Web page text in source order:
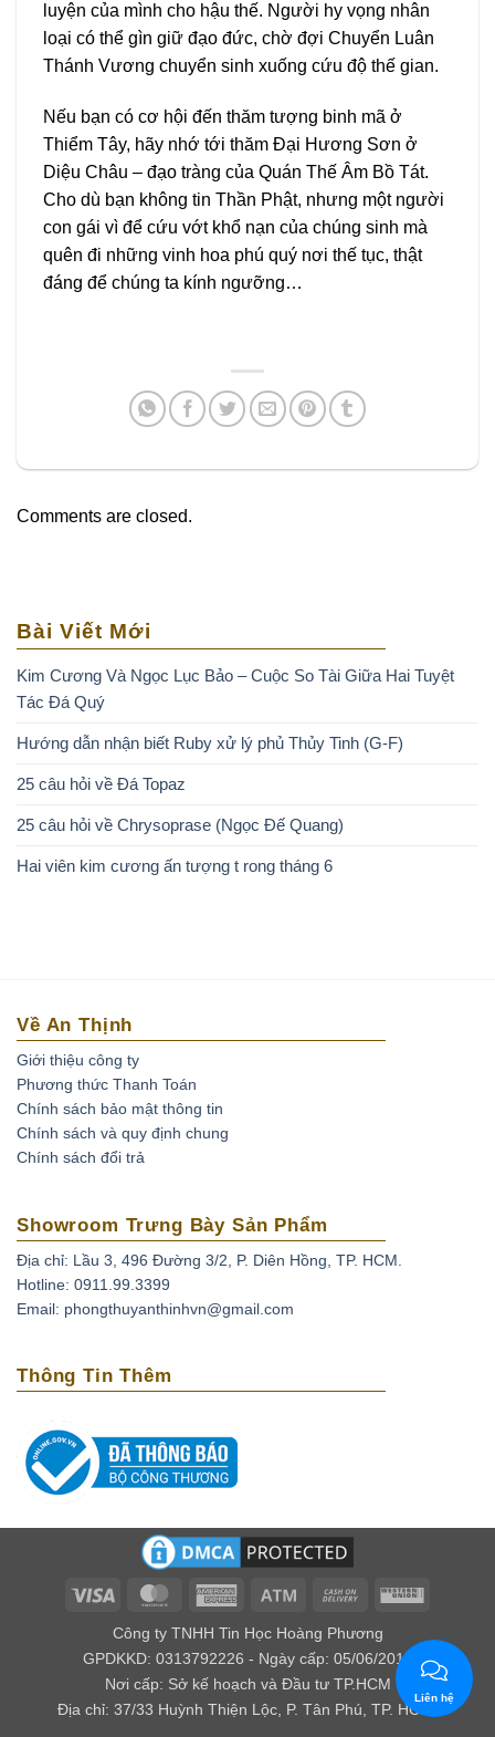
luyện của mình cho hậu thế. Người hy vọng nhân
loại có thể gìn giữ đạo đức, chờ đợi Chuyển Luân
Thánh Vương chuyển sinh xuống cứu độ thế gian.
Nếu bạn có cơ hội đến thăm tượng binh mã ở
Thiểm Tây, hãy nhớ tới thăm Đại Hương Sơn ở
Diệu Châu – đạo tràng của Quán Thế Âm Bồ Tát.
Cho dù bạn không tin Thần Phật, nhưng một người
con gái vì để cứu vớt khổ nạn của chúng sinh mà
quên đi những vinh hoa phú quý nơi thế tục, thật
đáng để chúng ta kính ngưỡng…
Comments are closed.
Bài Viết Mới
Kim Cương Và Ngọc Lục Bảo – Cuộc So Tài Giữa Hai Tuyệt
Tác Đá Quý
Hướng dẫn nhận biết Ruby xử lý phủ Thủy Tinh (G-F)
25 câu hỏi về Đá Topaz
25 câu hỏi về Chrysoprase (Ngọc Đế Quang)
Hai viên kim cương ấn tượng t rong tháng 6
Về An Thịnh
Giới thiệu công ty
Phương thức Thanh Toán
Chính sách bảo mật thông tin
Chính sách và quy định chung
Chính sách đổi trả
Showroom Trưng Bày Sản Phẩm
Địa chỉ: Lầu 3, 496 Đường 3/2, P. Diên Hồng, TP. HCM.
Hotline: 0911.99.3399
Email: phongthuyanthinhvn@gmail.com
Thông Tin Thêm
Visa MasterCardAmerican
Atm
Cash
Delivery
Western
Công ty TNHH Tin Học Hoàng Phương
GPDKKD: 0313792226 - Ngày cấp: 05/06/2016
Nơi cấp: Sở kế hoạch và Đầu tư TP.HCM
Địa chỉ: 37/33 Huỳnh Thiện Lộc, P. Tân Phú, TP. HCM.
Liên hệ